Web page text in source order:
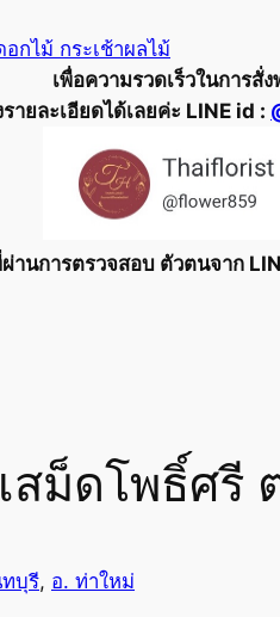
กไม้ กระเช้าผลไม้
เพื่อความรวดเร็วในการสั่
ายละเอียดได้เลยค่ะ LINE id :
การตรวจสอบ ตัวตนจาก
ม็ดโพธิ์ศรี
บุรี, อ. ท่าใหม่